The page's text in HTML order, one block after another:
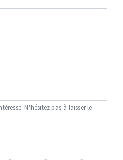
N'hésitez pas à laisser le